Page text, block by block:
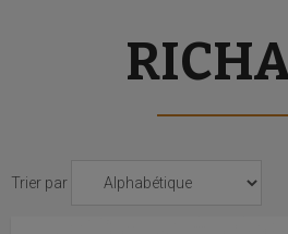
Trier par